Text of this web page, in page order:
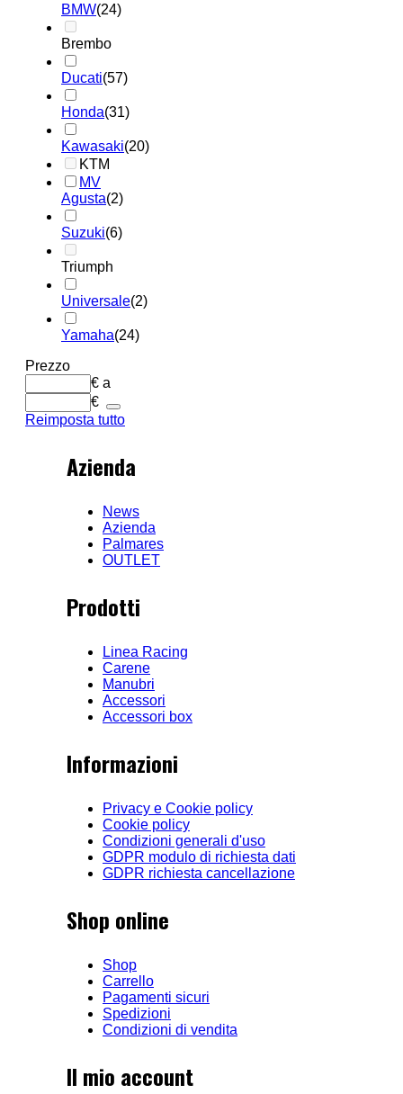
BMW(24)
Brembo
Ducati(57)
Honda(31)
Kawasaki(20)
KTM
MV
Agusta(2)
Suzuki(6)
Triumph
Universale(2)
Yamaha(24)
Prezzo
€ a
€
Reimposta tutto
Azienda
News
Azienda
Palmares
OUTLET
Prodotti
Linea Racing
Carene
Manubri
Accessori
Accessori box
Informazioni
Privacy e Cookie policy
Cookie policy
Condizioni generali d'uso
GDPR modulo di richiesta dati
GDPR richiesta cancellazione
Shop online
Shop
Carrello
Pagamenti sicuri
Spedizioni
Condizioni di vendita
Il mio account